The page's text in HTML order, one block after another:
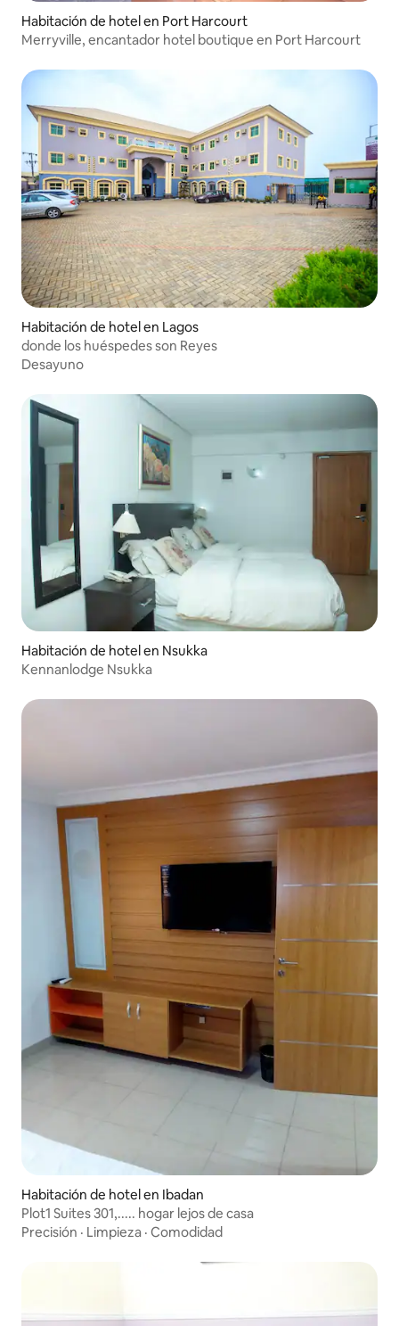
Habitación de hotel en Port Harcourt
Merryville, encantador hotel boutique en Port Harcourt
Habitación de hotel en Lagos
donde los huéspedes son Reyes
Desayuno
Habitación de hotel en Nsukka
Kennanlodge Nsukka
Habitación de hotel en Ibadan
Plot1 Suites 301,..... hogar lejos de casa
Precisión · Limpieza · Comodidad